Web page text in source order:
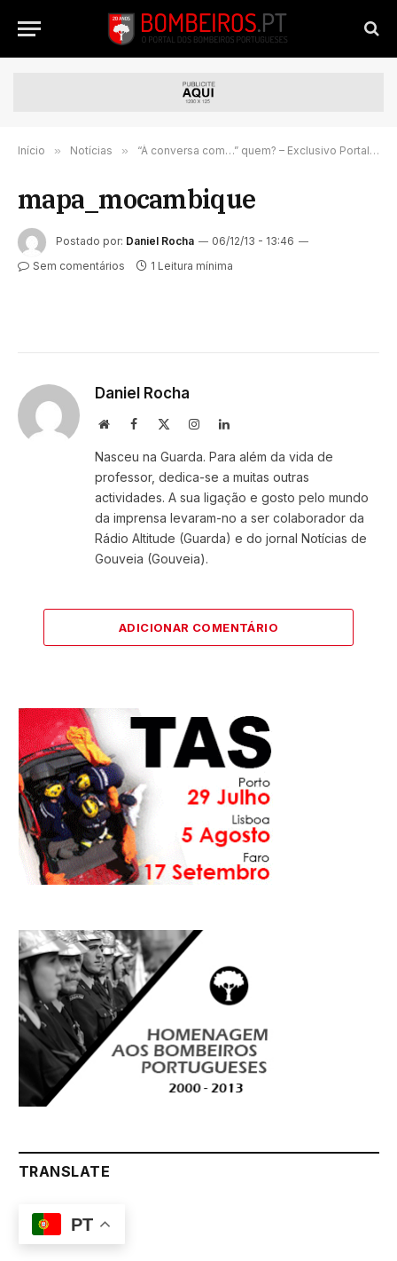
Início » Notícias » “À conversa com…” quem? – Exclusivo Portal Bombeiros.pt
mapa_mocambique
Postado por: Daniel Rocha
06/12/13 - 13:46
Sem comentários
1 Leitura mínima
Daniel Rocha
WebsiteFacebook InstagramLinkedIn
Nasceu na Guarda. Para além da vida de
professor, dedica-se a muitas outras
actividades. A sua ligação e gosto pelo mundo
da imprensa levaram-no a ser colaborador da
Rádio Altitude (Guarda) e do jornal Notícias de
Gouveia (Gouveia).
ADICIONAR COMENTÁRIO
TRANSLATE
PT